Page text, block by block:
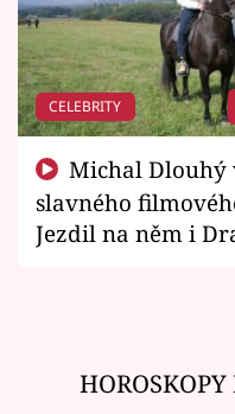
CELEBRITY
slavného
Jezdil na něm i